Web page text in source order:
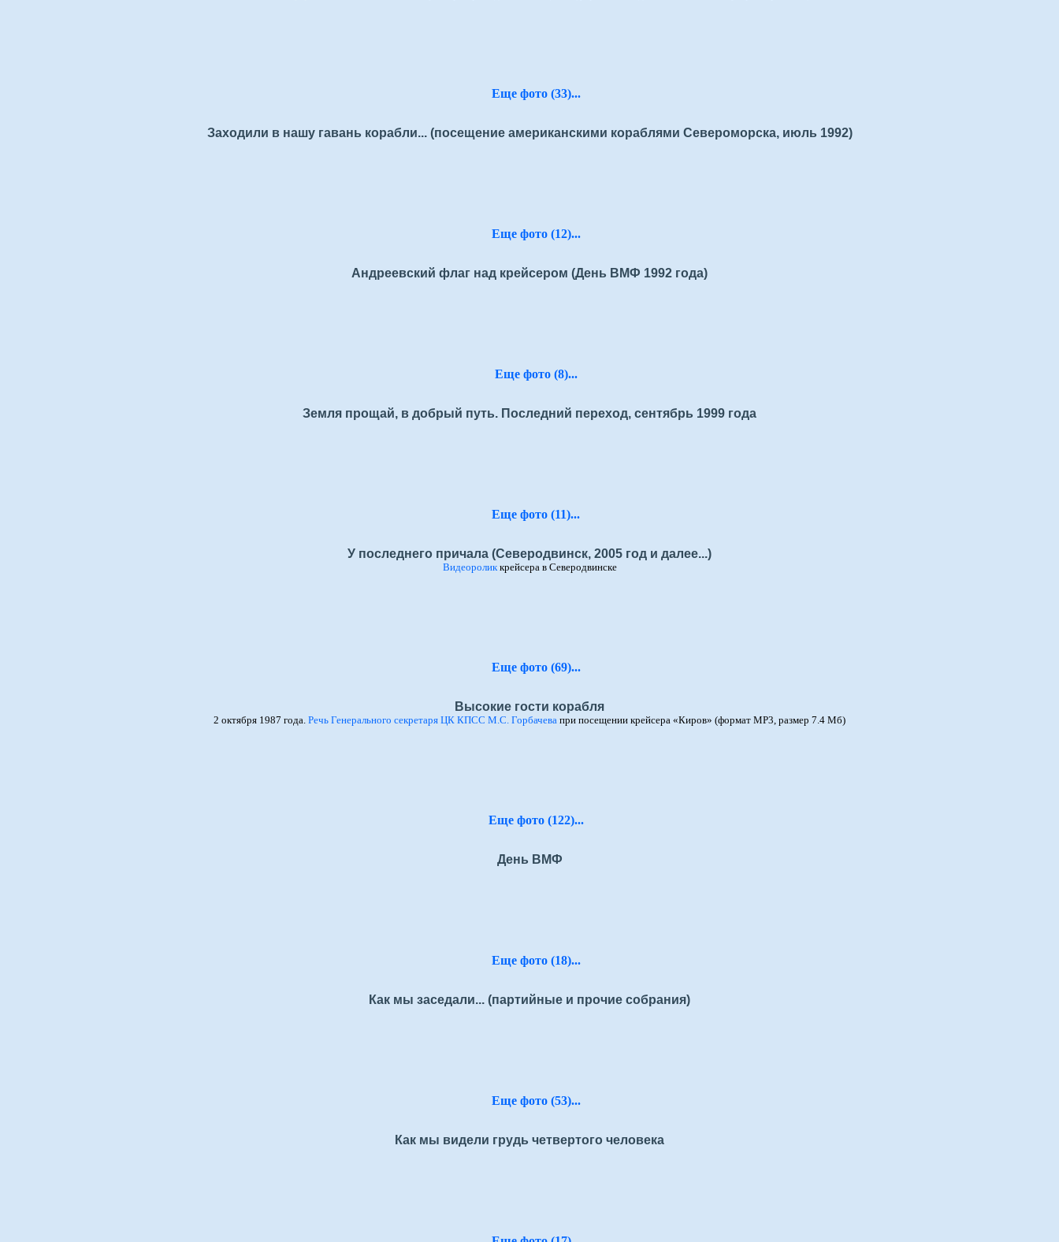
Еще фото (33)...
Заходили в нашу гавань корабли... (посещение американскими кораблями Североморска, июль 1992)
Еще фото (12)...
Андреевский флаг над крейсером (День ВМФ 1992 года)
Еще фото (8)...
Земля прощай, в добрый путь. Последний переход, сентябрь 1999 года
Еще фото (11)...
У последнего причала (Северодвинск, 2005 год и далее...)
Видеороликкрейсера в Северодвинске
Еще фото (69)...
Высокие гости корабля
2 октября 1987 года. Речь Генерального секретаря ЦК КПСС М.С. Горбачева при посещении крейсера «Киров» (формат MP3, размер 7.4 Мб)
Еще фото (122)...
День ВМФ
Еще фото (18)...
Как мы заседали... (партийные и прочие собрания)
Еще фото (53)...
Как мы видели грудь четвертого человека